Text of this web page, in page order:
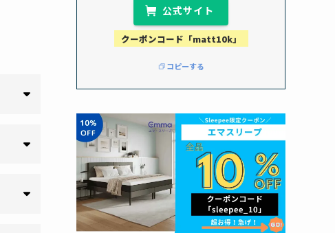
公式サイト
クーポンコード「matt10k」
コピーする